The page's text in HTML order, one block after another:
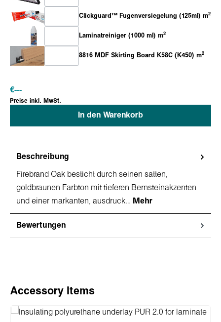
Clickguard™ Fugenversiegelung (125ml) m2
Laminatreiniger (1000 ml) m2
8816 MDF Skirting Board K58C (K450) m2
€---
Preise inkl. MwSt.
In den Warenkorb
Beschreibung
Firebrand Oak besticht durch seinen satten,
goldbraunen Farbton mit tieferen Bernsteinakzenten
und einer markanten, ausdruck… Mehr
Bewertungen
Produktgalerie überspringen
Accessory Items